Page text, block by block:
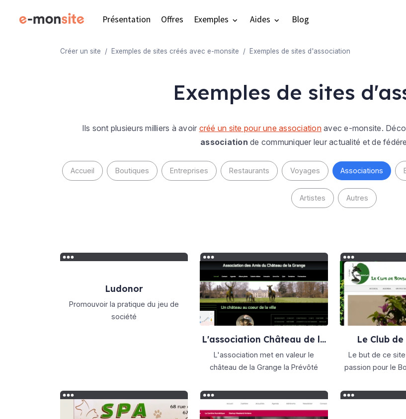
Présentation Offres Exemples Aides Blog
Créer un site Exemples de sites créés avec e-monsite Exemples de sites d'association
Exemples de sites
Ils sont plusieurs milliers à avoir créé un site pour une associationavec e-monsite.
association de communiquer leur actualité et de
Accueil Boutiques Entreprises Restaurants Voyages Associations
Artistes Autres
Ludonor
Promouvoir la pratique du jeu de
société
L'association Château de la
Grange la Prévôté
L'association met en valeur le
château de la Grange la Prévôté
Le Club
Le but de ce site : partager
passion pour le